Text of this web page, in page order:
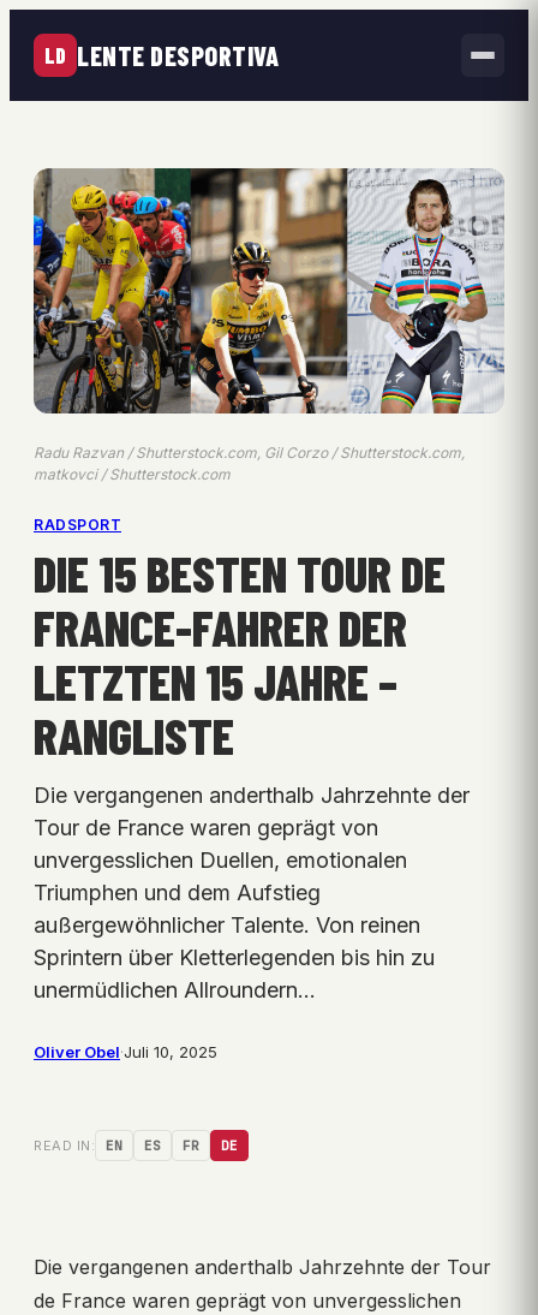
LD LENTE DESPORTIVA
Radu Razvan / Shutterstock.com, Gil Corzo / Shutterstock.com,
matkovci / Shutterstock.com
RADSPORT
DIE 15 BESTEN TOUR DE
FRANCE-FAHRER DER
LETZTEN 15 JAHRE –
RANGLISTE
Die vergangenen anderthalb Jahrzehnte der
Tour de France waren geprägt von
unvergesslichen Duellen, emotionalen
Triumphen und dem Aufstieg
außergewöhnlicher Talente. Von reinen
Sprintern über Kletterlegenden bis hin zu
unermüdlichen Allroundern…
Oliver Obel·Juli 10, 2025
READ IN: EN ES FR DE
Die vergangenen anderthalb Jahrzehnte der Tour
de France waren geprägt von unvergesslichen